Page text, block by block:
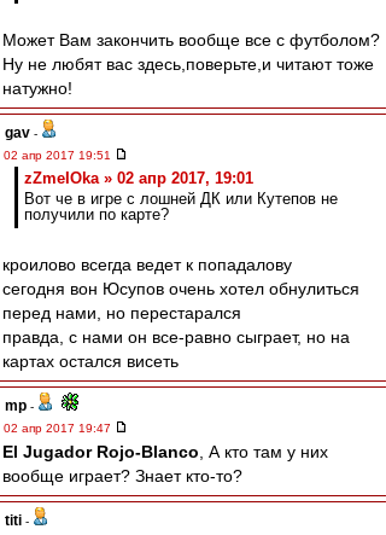
Может Вам закончить вообще все с футболом?
Ну не любят вас здесь,поверьте,и читают тоже
натужно!
gav -
02 апр 2017 19:51
zZmeIOka » 02 апр 2017, 19:01
Вот че в игре с лошней ДК или Кутепов не
получили по карте?
кроилово всегда ведет к попадалову
сегодня вон Юсупов очень хотел обнулиться
перед нами, но перестарался
правда, с нами он все-равно сыграет, но на
картах остался висеть
mp -
02 апр 2017 19:47
El Jugador Rojo-Blanco , А кто там у них
вообще играет? Знает кто-то?
titi -